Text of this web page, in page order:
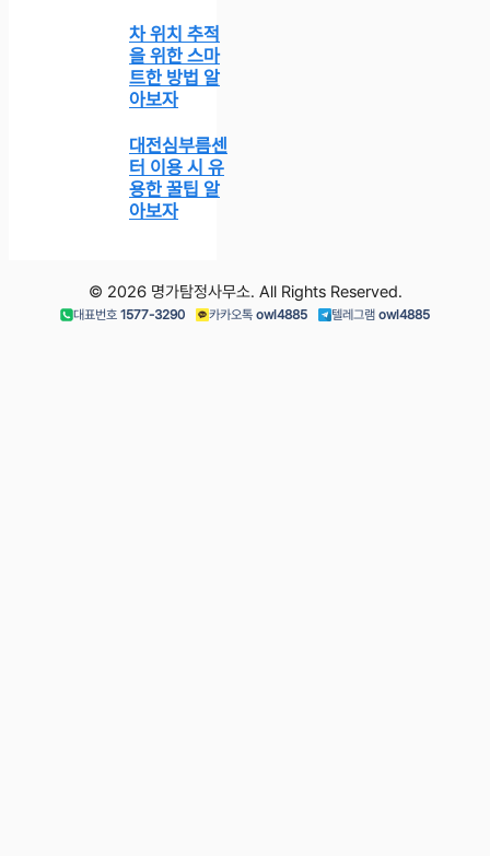
차 위치 추적
을 위한 스마
트한 방법 알
아보자
대전심부름센
터 이용 시 유
용한 꿀팁 알
아보자
© 2026 명가탐정사무소. All Rights Reserved.
대표번호 1577-3290 카카오톡 owl4885 텔레그램 owl4885